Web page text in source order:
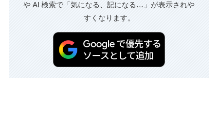
や AI 検索で「気になる、記になる…」が表示されや
すくなります。